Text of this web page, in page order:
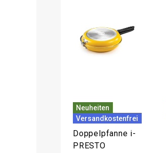
Neuheiten
Versandkostenfrei
Doppelpfanne i-
PRESTO